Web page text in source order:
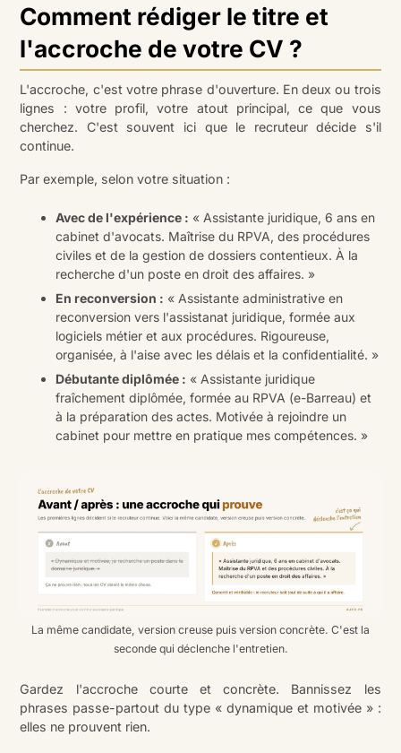
Comment rédiger le titre et
l'accroche de votre CV ?
L'accroche, c'est votre phrase d'ouverture. En deux ou trois
lignes : votre profil, votre atout principal, ce que vous
cherchez. C'est souvent ici que le recruteur décide s'il
continue.
Par exemple, selon votre situation :
Avec de l'expérience : « Assistante juridique, 6 ans en
cabinet d'avocats. Maîtrise du RPVA, des procédures
civiles et de la gestion de dossiers contentieux. À la
recherche d'un poste en droit des affaires. »
En reconversion : « Assistante administrative en
reconversion vers l'assistanat juridique, formée aux
logiciels métier et aux procédures. Rigoureuse,
organisée, à l'aise avec les délais et la confidentialité. »
Débutante diplômée : « Assistante juridique
fraîchement diplômée, formée au RPVA (e-Barreau) et
à la préparation des actes. Motivée à rejoindre un
cabinet pour mettre en pratique mes compétences. »
La même candidate, version creuse puis version concrète. C'est la
seconde qui déclenche l'entretien.
Gardez l'accroche courte et concrète. Bannissez les
phrases passe-partout du type « dynamique et motivée » :
elles ne prouvent rien.